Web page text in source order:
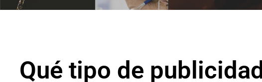
Qué tipo de publicidad